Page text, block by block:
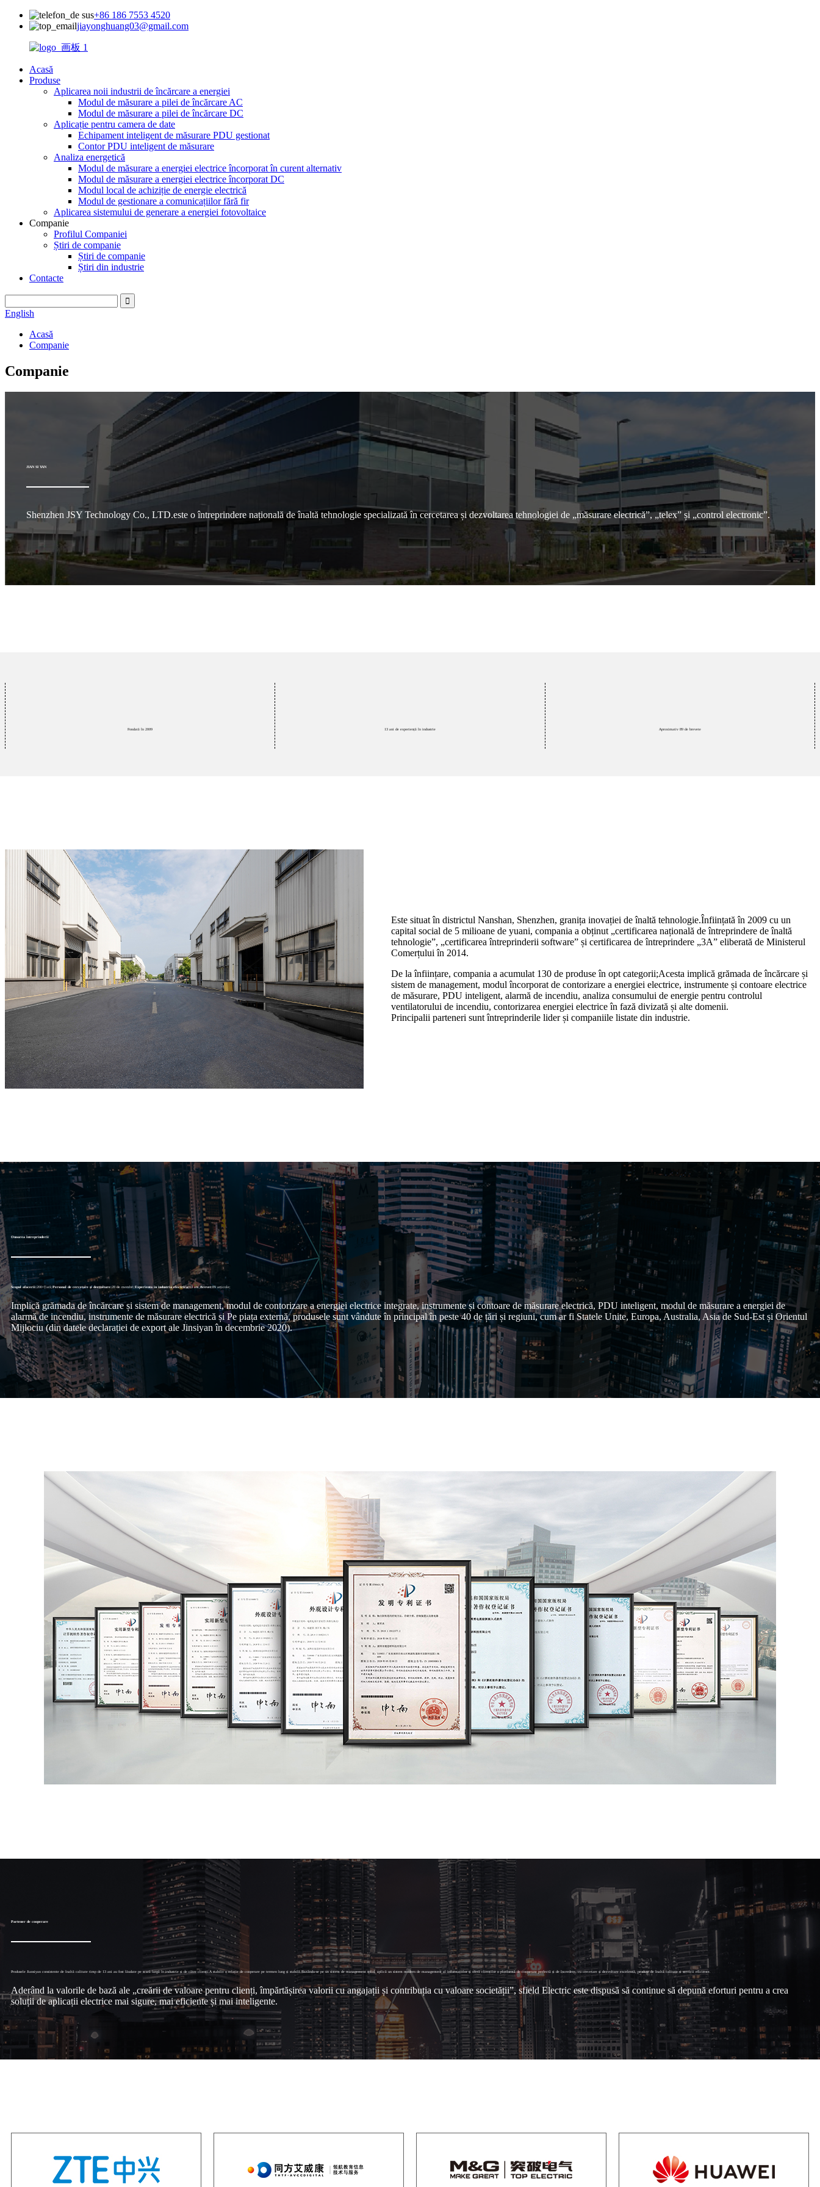
+86 186 7553 4520
jiayonghuang03@gmail.com
Acasă
Produse
Aplicarea noii industrii de încărcare a energiei
Modul de măsurare a pilei de încărcare AC
Modul de măsurare a pilei de încărcare DC
Aplicație pentru camera de date
Echipament inteligent de măsurare PDU gestionat
Contor PDU inteligent de măsurare
Analiza energetică
Modul de măsurare a energiei electrice încorporat în curent alternativ
Modul de măsurare a energiei electrice încorporat DC
Modul local de achiziție de energie electrică
Modul de gestionare a comunicațiilor fără fir
Aplicarea sistemului de generare a energiei fotovoltaice
Companie
Profilul Companiei
Știri de companie
Știri de companie
Știri din industrie
Contacte
English
Acasă
Companie
Companie
JIAN SI YAN
Shenzhen JSY Technology Co., LTD.este o întreprindere națională de înaltă tehnologie specializată în cercetarea și dezvoltarea tehnologiei de „măsurare electrică”, „telex” și „control electronic”.
Fondată în 2009 13 ani de experiență în industrie Aproximativ 89 de brevete
Este situat în districtul Nanshan, Shenzhen, granița inovației de înaltă tehnologie.Înființată în 2009 cu un
capital social de 5 milioane de yuani, compania a obținut „certificarea națională de întreprindere de înaltă
tehnologie”, „certificarea întreprinderii software” și certificarea de întreprindere „3A” eliberată de Ministerul
Comerțului în 2014.
De la înființare, compania a acumulat 130 de produse în opt categorii;Acesta implică grămada de încărcare și
sistem de management, modul încorporat de contorizare a energiei electrice, instrumente și contoare electrice
de măsurare, PDU inteligent, alarmă de incendiu, analiza consumului de energie pentru controlul
ventilatorului de incendiu, contorizarea energiei electrice în fază divizată și alte domenii.
Principalii parteneri sunt întreprinderile lider și companiile listate din industrie.
Onoarea întreprinderii
Scopul afacerii:200+Țară;Personal de cercetare și dezvoltare:28 de membri;Experienta in industria electrica:13 ani;Brevet:89 articole;
Implică grămada de încărcare și sistem de management, modul de contorizare a energiei electrice integrate, instrumente și contoare de măsurare electrică, PDU inteligent, modul de măsurare a energiei de
alarmă de incendiu, instrumente de măsurare electrică și Pe piața externă, produsele sunt vândute în principal în peste 40 de țări și regiuni, cum ar fi Statele Unite, Europa, Australia, Asia de Sud-Est și Orientul
Mijlociu (din datele declarației de export ale Jinsiyan în decembrie 2020).
Partener de cooperare
Produsele Jiansiyan consistente de înaltă calitate timp de 13 ani au fost lăudate pe scară largă în industrie și de către clienți.A stabilit o relație de cooperare pe termen lung și stabilă.Bazându-se pe un sistem de management solid, aplică un sistem modern de management al informațiilor și oferă clienților o platformă de cooperare perfectă și de încredere, cu cercetare și dezvoltare excelentă, produse de înaltă calitate și servicii eficiente.
Aderând la valorile de bază ale „creării de valoare pentru clienți, împărtășirea valorii cu angajații și contribuția cu valoare societății”, sfield Electric este dispusă să continue să depună eforturi pentru a crea
soluții de aplicații electrice mai sigure, mai eficiente și mai inteligente.